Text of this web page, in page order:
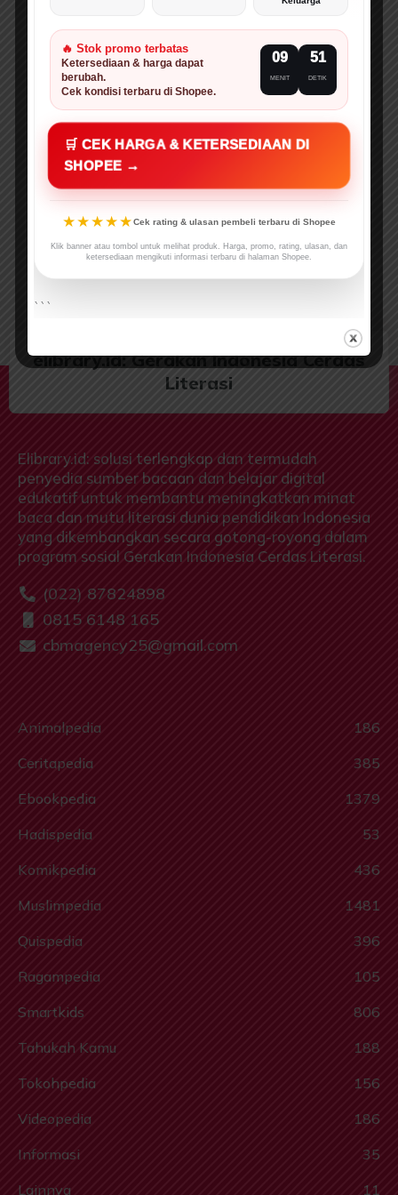
elibrary.id: Gerakan Indonesia Cerdas
Literasi
Elibrary.id: solusi terlengkap dan termudah
penyedia sumber bacaan dan belajar digital
edukatif untuk membantu meningkatkan minat
baca dan mutu literasi dunia pendidikan Indonesia
yang dikembangkan secara gotong-royong dalam
program sosial Gerakan Indonesia Cerdas Literasi.
(022) 87824898
0815 6148 165
cbmagency25@gmail.com
Animalpedia
186
Ceritapedia
385
Ebookpedia
1379
Hadispedia
53
Komikpedia
436
Muslimpedia
1481
Quispedia
396
Ragampedia
105
Smartkids
806
Tahukah Kamu
188
Tokohpedia
156
Videopedia
186
Informasi
35
Lainnya
11
🔥 Stok promo terbatas
Ketersediaan & harga dapat
berubah.
Cek kondisi terbaru di Shopee.
09
MENIT
50
DETIK
🛒 CEK HARGA & KETERSEDIAAN DI
SHOPEE →
★★★★★Cek rating & ulasan pembeli terbaru di Shopee
Klik banner atau tombol untuk melihat produk. Harga, promo, rating, ulasan, dan
ketersediaan mengikuti informasi terbaru di halaman Shopee.
```